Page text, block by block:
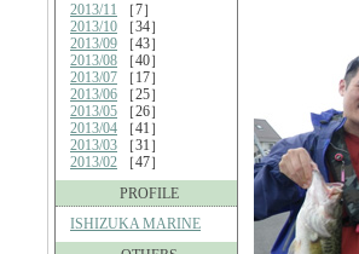
2013/11 ［7］
2013/10 ［34］
2013/09 ［43］
2013/08 ［40］
2013/07 ［17］
2013/06 ［25］
2013/05 ［26］
2013/04 ［41］
2013/03 ［31］
2013/02 ［47］
PROFILE
ISHIZUKA MARINE